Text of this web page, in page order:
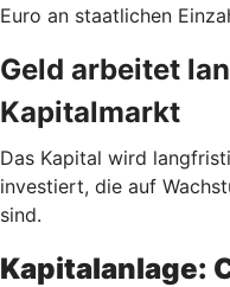
Euro an staatlichen
Geld arbeitet
Kapitalmarkt
Das Kapital wird
investiert, die auf
sind.
Kapitalanlage: